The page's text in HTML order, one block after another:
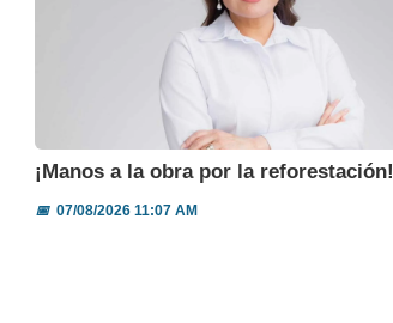
¡Manos a la obra por la reforestación!
📅07/08/2026 11:07 AM